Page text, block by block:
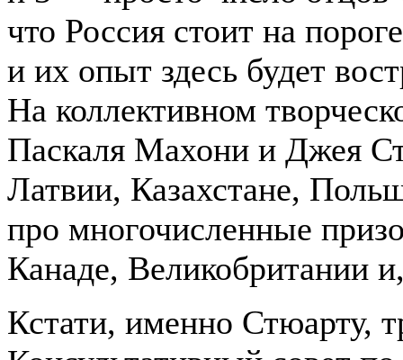
что Россия стоит на
и их опыт здесь будет
На коллективном
Паскаля Махони и Джея
Латвии, Казахстане,
про многочисленные
Канаде, Великобритании
Кстати, именно Стюарту,